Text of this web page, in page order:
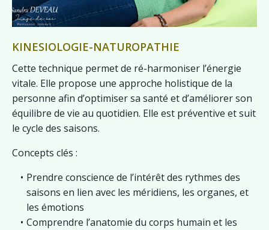
KINESIOLOGIE-NATUROPATHIE
Cette technique permet de ré-harmoniser l’énergie
vitale. Elle propose une approche holistique de la
personne afin d’optimiser sa santé et d’améliorer son
équilibre de vie au quotidien. Elle est préventive et suit
le cycle des saisons.
Concepts clés :
Prendre conscience de l’intérêt des rythmes des
saisons en lien avec les méridiens, les organes, et
les émotions
Comprendre l’anatomie du corps humain et les